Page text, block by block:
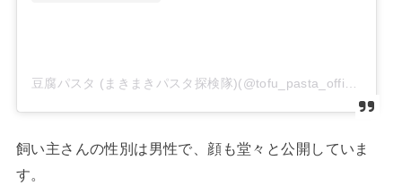
豆腐パスタ (まきまきパスタ探検隊)(@tofu_pasta_official)がシェアした投稿
飼い主さんの性別は男性で、顔も堂々と公開していま
す。